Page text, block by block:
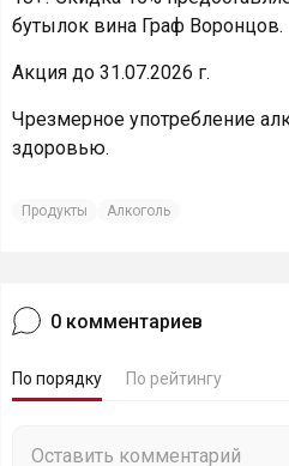
бутылок вина Граф Воронцов.
Акция до 31.07.2026 г.
Чрезмерное употребление
здоровью.
Продукты Алкоголь
0 комментариев
По порядку По рейтингу